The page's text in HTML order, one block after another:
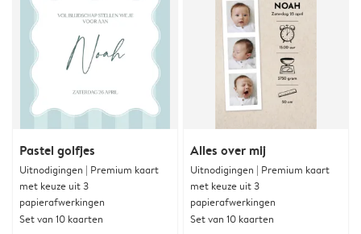
Pastel golfjes
Uitnodigingen | Premium kaart
met keuze uit 3
papierafwerkingen
Set van 10 kaarten
Alles over mij
Uitnodigingen | Premium kaart
met keuze uit 3
papierafwerkingen
Set van 10 kaarten